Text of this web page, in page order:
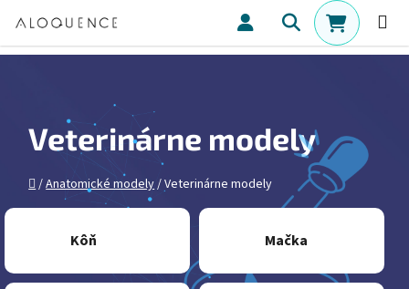
Hľadať
Veterinárne modely
Domov
/Anatomické modely/Veterinárne modely
Kôň Mačka